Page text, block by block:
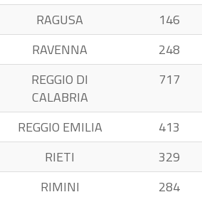
RAGUSA
146
RAVENNA
248
REGGIO DI
CALABRIA
717
REGGIO EMILIA 413
RIETI
329
RIMINI
284